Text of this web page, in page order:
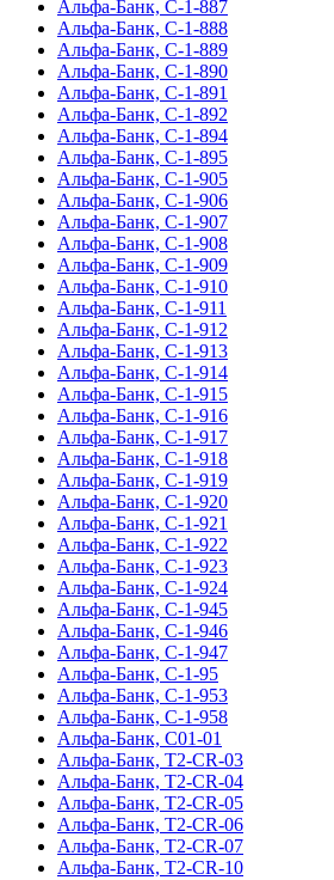
Альфа-Банк, С-1-887
Альфа-Банк, С-1-888
Альфа-Банк, С-1-889
Альфа-Банк, С-1-890
Альфа-Банк, С-1-891
Альфа-Банк, С-1-892
Альфа-Банк, С-1-894
Альфа-Банк, С-1-895
Альфа-Банк, С-1-905
Альфа-Банк, С-1-906
Альфа-Банк, С-1-907
Альфа-Банк, С-1-908
Альфа-Банк, С-1-909
Альфа-Банк, С-1-910
Альфа-Банк, С-1-911
Альфа-Банк, С-1-912
Альфа-Банк, С-1-913
Альфа-Банк, С-1-914
Альфа-Банк, С-1-915
Альфа-Банк, С-1-916
Альфа-Банк, С-1-917
Альфа-Банк, С-1-918
Альфа-Банк, С-1-919
Альфа-Банк, С-1-920
Альфа-Банк, С-1-921
Альфа-Банк, С-1-922
Альфа-Банк, С-1-923
Альфа-Банк, С-1-924
Альфа-Банк, С-1-945
Альфа-Банк, С-1-946
Альфа-Банк, С-1-947
Альфа-Банк, С-1-95
Альфа-Банк, С-1-953
Альфа-Банк, С-1-958
Альфа-Банк, С01-01
Альфа-Банк, Т2-CR-03
Альфа-Банк, Т2-CR-04
Альфа-Банк, Т2-CR-05
Альфа-Банк, Т2-CR-06
Альфа-Банк, Т2-CR-07
Альфа-Банк, Т2-CR-10